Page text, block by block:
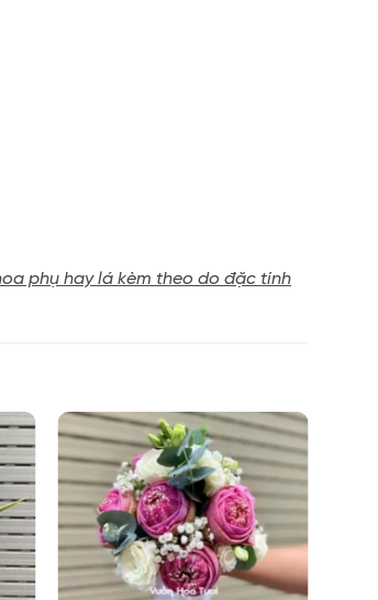
phụ hay lá kèm theo do đặc tính